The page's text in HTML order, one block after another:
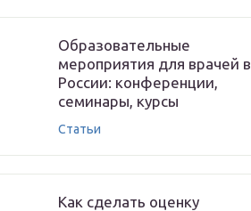
Образовательные
мероприятия для врачей в
России: конференции,
семинары, курсы
Статьи
Как сделать оценку